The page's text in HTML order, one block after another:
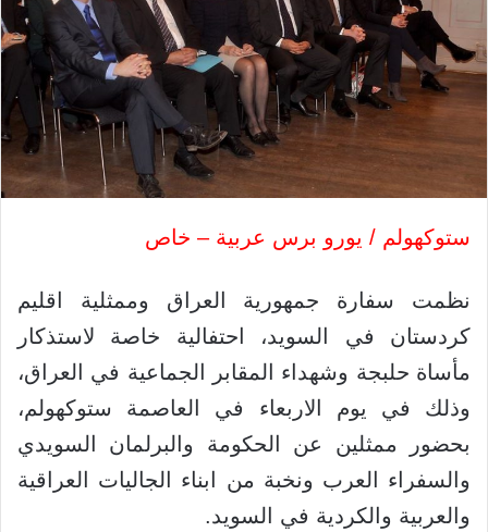
ستوكهولم / يورو برس عربية – خاص
نظمت سفارة جمهورية العراق وممثلية اقليم
كردستان في السويد، احتفالية خاصة لاستذكار
مأساة حلبجة وشهداء المقابر الجماعية في العراق،
وذلك في يوم الاربعاء في العاصمة ستوكهولم،
بحضور ممثلين عن الحكومة والبرلمان السويدي
والسفراء العرب ونخبة من ابناء الجاليات العراقية
والعربية والكردية في السويد.